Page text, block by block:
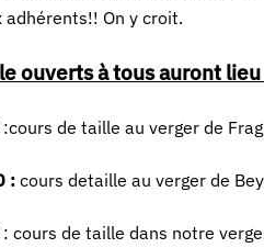
On y croit.
ouverts à tous auront
:cours de taille au verger de
:cours detaille au verger de Bey
: cours de taille dans notre